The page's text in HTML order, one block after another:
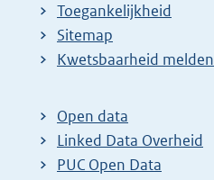
Toegankelijkheid
Sitemap
E
t
e
r
Kwetsbaarheid melden
Open data
Linked Data Overheid
PUC Open Data